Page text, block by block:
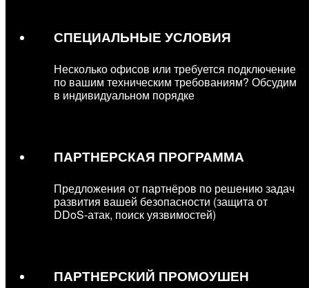
СПЕЦИАЛЬНЫЕ УСЛОВИЯ
Несколько офисов или требуется подключение
по вашим техническим требованиям? Обсудим
в индивидуальном порядке
ПАРТНЕРСКАЯ ПРОГРАММА
Предложения от партнёров по решению задач
развития вашей безопасности (защита от
DDoS-атак, поиск уязвимостей)
ПАРТНЕРСКИЙ ПРОМОУШЕН